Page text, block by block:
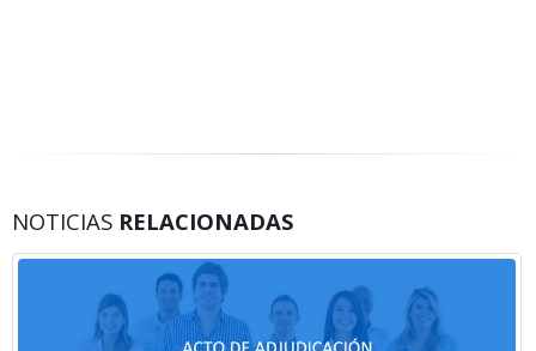
NOTICIAS RELACIONADAS